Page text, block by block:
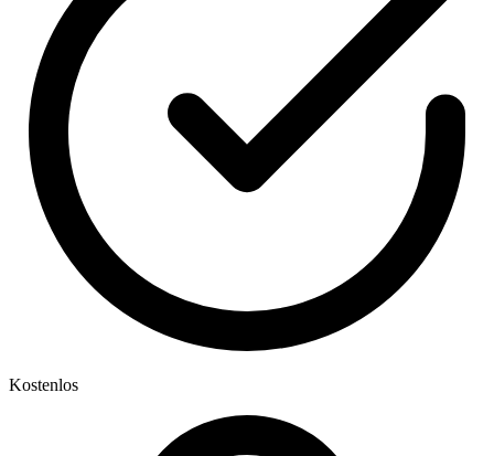
Kostenlos